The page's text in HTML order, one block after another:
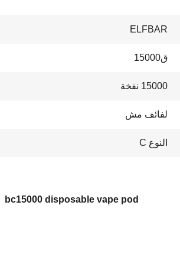
ELFBAR
ق15000
15000 نفخة
لفائف مش
النوع C
bc15000 disposable vape pod